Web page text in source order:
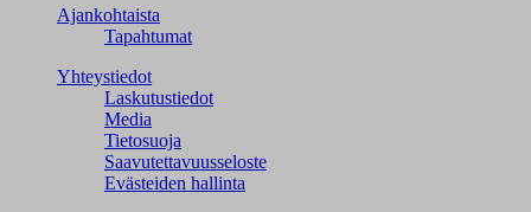
Ajankohtaista
Tapahtumat
Yhteystiedot
Laskutustiedot
Media
Tietosuoja
Saavutettavuusseloste
Evästeiden hallinta